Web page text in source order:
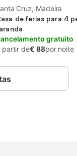
Cruz, Madeira
de férias para 4
gratuito
partir de€ 88por noite